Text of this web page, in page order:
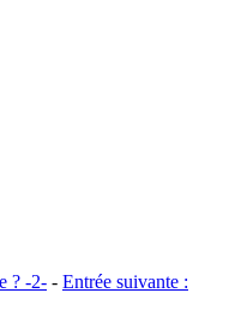
? -2- - Entrée suivante :